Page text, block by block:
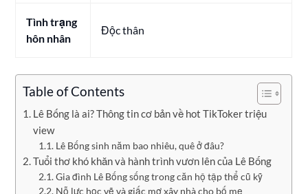
Tình trạng
hôn nhân
Độc thân
Table of Contents
Lê Bống là ai? Thông tin cơ bản về hot TikToker triệu
view
Lê Bống sinh năm bao nhiêu, quê ở đâu?
Tuổi thơ khó khăn và hành trình vươn lên của Lê Bống
Gia đình Lê Bống sống trong căn hộ tập thể cũ kỹ
Nỗ lực học vẽ và giấc mơ xây nhà cho bố mẹ